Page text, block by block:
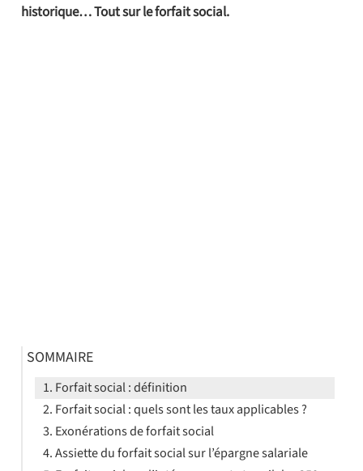
historique… Tout sur le forfait social.
SOMMAIRE
Forfait social : définition
Forfait social : quels sont les taux applicables ?
Exonérations de forfait social
Assiette du forfait social sur l’épargne salariale